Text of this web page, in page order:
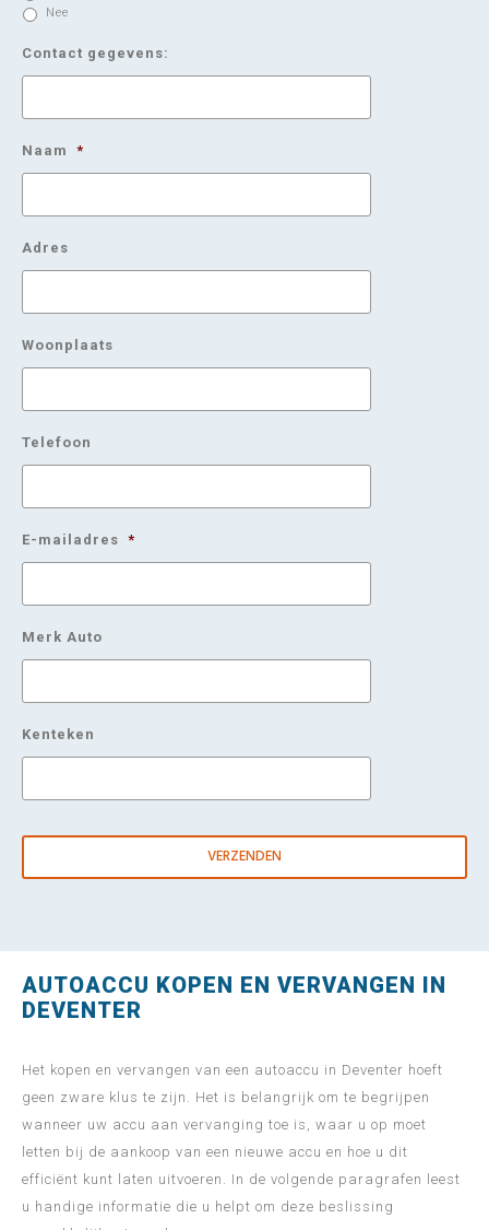
Nee
Contact gegevens:
Naam *
Adres
Woonplaats
Telefoon
E-mailadres *
Merk Auto
Kenteken
AUTOACCU KOPEN EN VERVANGEN IN
DEVENTER
Het kopen en vervangen van een autoaccu in Deventer hoeft
geen zware klus te zijn. Het is belangrijk om te begrijpen
wanneer uw accu aan vervanging toe is, waar u op moet
letten bij de aankoop van een nieuwe accu en hoe u dit
efficiënt kunt laten uitvoeren. In de volgende paragrafen leest
u handige informatie die u helpt om deze beslissing